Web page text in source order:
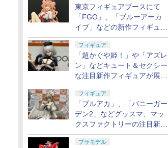
東京フィギュアブースにて
「FGO」、「ブルーアーカ
イブ」などの新作フィギュア
が展示【ホビーメーカー合同
展示会】
フィギュア
「超かぐや姫！」や「アズレ
ン」などキュート＆セクシー
な注目新作フィギュアが展示
【ホビーメーカー合同展示
会】
フィギュア
「ブルアカ」、「バニーガー
デン2」などグッスマ、マッ
クスファクトリーの注目新作
フィギュアが展示【ホビーメ
ーカー合同展示会】
プラモデル